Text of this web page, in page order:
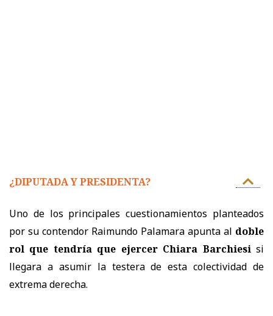
¿DIPUTADA Y PRESIDENTA?
Uno de los principales cuestionamientos planteados
por su contendor Raimundo Palamara apunta al doble
rol que tendría que ejercer Chiara Barchiesisi
llegara a asumir la testera de esta colectividad de
extrema derecha.